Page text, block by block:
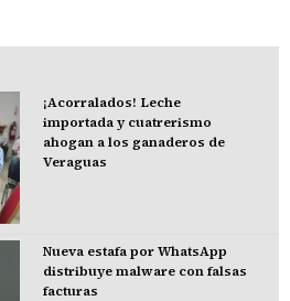
¡Acorralados! Leche
importada y cuatrerismo
ahogan a los ganaderos de
Veraguas
Nueva estafa por WhatsApp
distribuye malware con falsas
facturas